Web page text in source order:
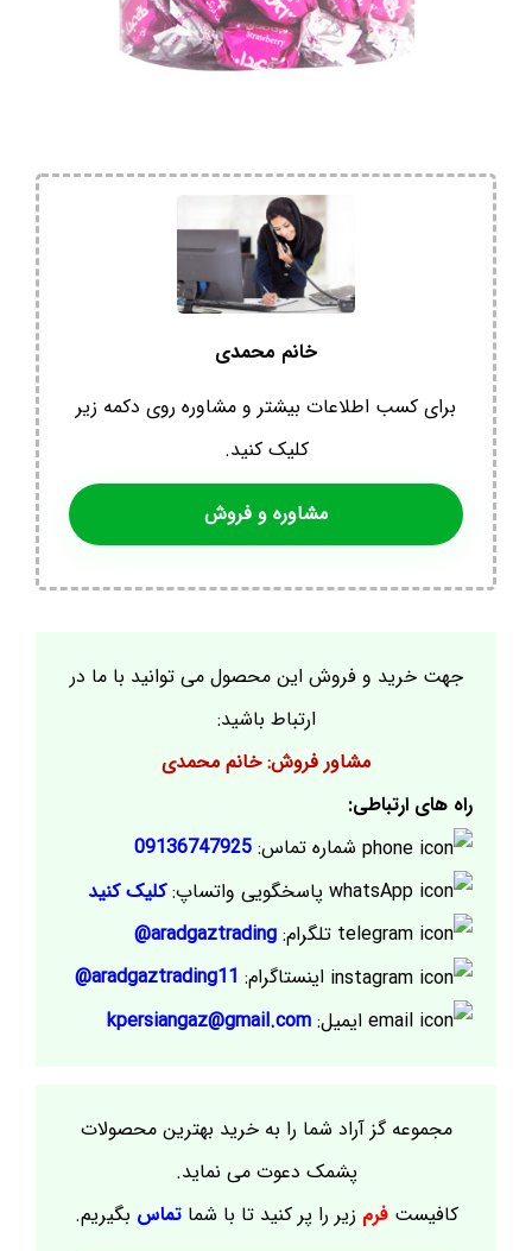
خانم محمدی
برای کسب اطلاعات بیشتر و مشاوره روی دکمه زیر
کلیک کنید.
مشاوره و فروش
جهت خرید و فروش این محصول می توانید با ما در
ارتباط باشید:
مشاور فروش: خانم محمدی
راه های ارتباطی:
شماره تماس: 09136747925
پاسخگویی واتساپ:کلیک کنید
تلگرام: aradgaztrading@
اینستاگرام: aradgaztrading11@
ایمیل: kpersiangaz@gmail.com
مجموعه گز آراد شما را به خرید بهترین محصولات
پشمک دعوت می نماید.
کافیستفرم زیر را پر کنید تا با شماتماس بگیریم.